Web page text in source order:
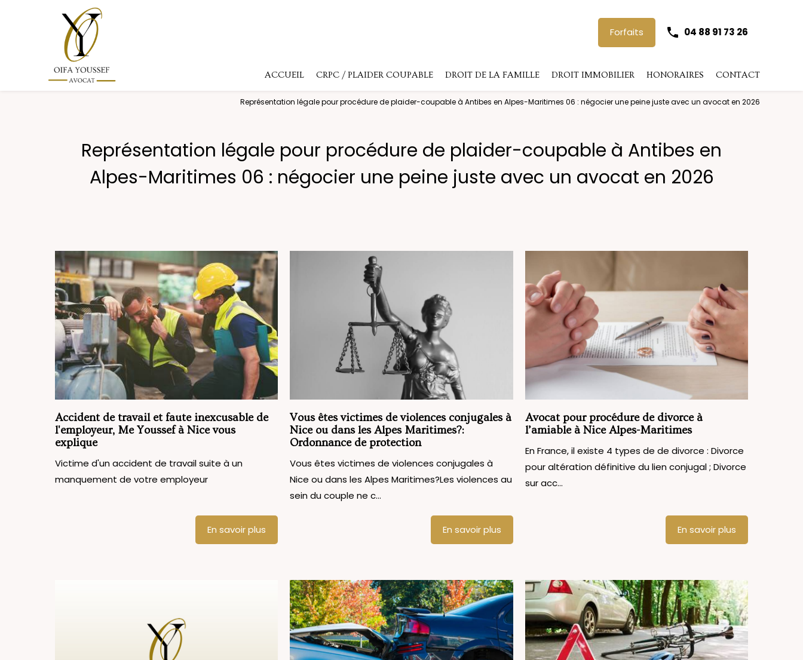
Forfaits 04 88 91 73 26
ACCUEIL CRPC / PLAIDER COUPABLE DROIT DE LA FAMILLE DROIT IMMOBILIER HONORAIRES CONTACT
Représentation légale pour procédure de plaider-coupable à Antibes en Alpes-Maritimes 06 : négocier une peine juste avec un avocat en 2026
Représentation légale pour procédure de plaider-coupable à Antibes en
Alpes-Maritimes 06 : négocier une peine juste avec un avocat en 2026
Accident de travail et faute inexcusable de
l'employeur, Me Youssef à Nice vous
explique
Victime d'un accident de travail suite à un
manquement de votre employeur
En savoir plus
Vous êtes victimes de violences conjugales à
Nice ou dans les Alpes Maritimes?:
Ordonnance de protection
Vous êtes victimes de violences conjugales à
Nice ou dans les Alpes Maritimes?Les violences au
sein du couple ne c...
En savoir plus
Avocat pour procédure de divorce à
l’amiable à Nice Alpes-Maritimes
En France, il existe 4 types de de divorce : Divorce
pour altération définitive du lien conjugal ; Divorce
sur acc...
En savoir plus
Panneau de gestion des cookies